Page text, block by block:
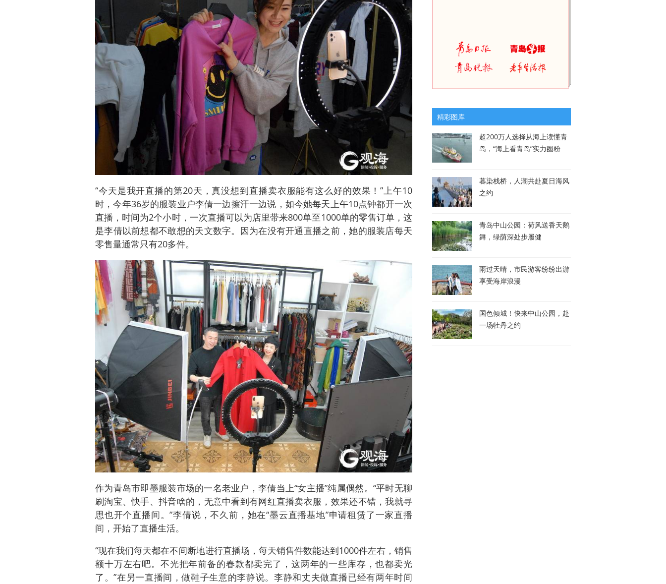
“今天是我开直播的第20天，真没想到直播卖衣服能有这么好的效果！”上午10
时，今年36岁的服装业户李倩一边擦汗一边说，如今她每天上午10点钟都开一次
直播，时间为2个小时，一次直播可以为店里带来800单至1000单的零售订单，这
是李倩以前想都不敢想的天文数字。因为在没有开通直播之前，她的服装店每天
零售量通常只有20多件。
作为青岛市即墨服装市场的一名老业户，李倩当上“女主播”纯属偶然。“平时无聊
刷淘宝、快手、抖音啥的，无意中看到有网红直播卖衣服，效果还不错，我就寻
思也开个直播间。”李倩说，不久前，她在“墨云直播基地”申请租赁了一家直播
间，开始了直播生活。
“现在我们每天都在不间断地进行直播场，每天销售件数能达到1000件左右，销售
额十万左右吧。不光把年前备的春款都卖完了，这两年的一些库存，也都卖光
了。”在另一直播间，做鞋子生意的李静说。李静和丈夫做直播已经有两年时间
精彩图库
超200万人选择从海上读懂青
岛，“海上看青岛”实力圈粉
暮染栈桥，人潮共赴夏日海风
之约
青岛中山公园：荷风送香天鹅
舞，绿荫深处步履健
雨过天晴，市民游客纷纷出游
享受海岸浪漫
国色倾城！快来中山公园，赴
一场牡丹之约